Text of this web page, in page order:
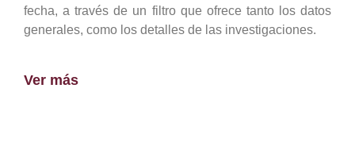
fecha, a través de un filtro que ofrece tanto los datos
generales, como los detalles de las investigaciones.
Ver más